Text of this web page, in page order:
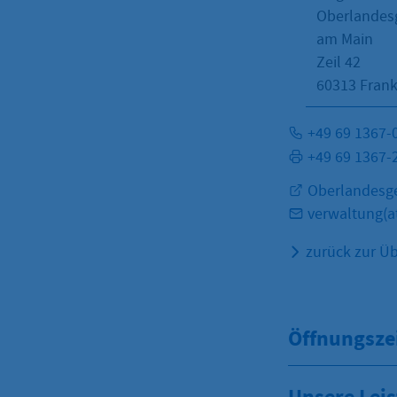
am Main
Zeil 42
60313
+49 69 1367-
+49 69 1367-
zurück zur